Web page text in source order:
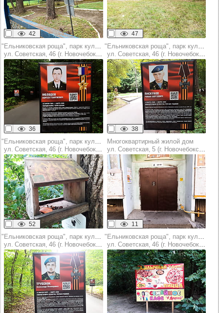
42 47
ул. Советская, 46 (г. Новочебоксарск)
36
ул. Советская, 46 (г. Новочебоксарск)
38
ул. Советская, 46 (г. Новочебоксарск)
52
Многоквартирный жилой дом
ул. Советская, 5 (г. Новочебоксарск)
11
ул. Советская, 46 (г. Новочебоксарск)
ул. Советская, 46 (г. Новочебоксарск)